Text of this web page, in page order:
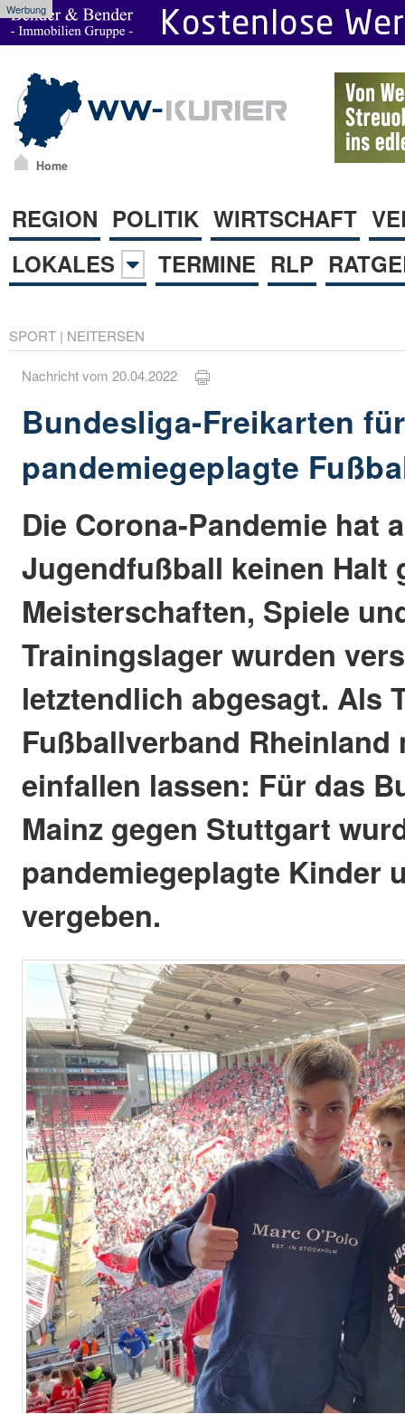
Werbung
Home
REGION POLITIK WIRTSCHAFT
LOKALES
TERMINE RLP
SPORT | NEITERSEN
Nachricht vom 20.04.2022
Bundesliga-Freikarten für
pandemiegeplagte
Die Corona-Pandemie hat
Jugendfußball keinen Halt
Meisterschaften, Spiele
Trainingslager wurden
letztendlich abgesagt. Als
Fußballverband Rheinland
einfallen lassen: Für das
Mainz gegen Stuttgart
pandemiegeplagte Kinder
vergeben.